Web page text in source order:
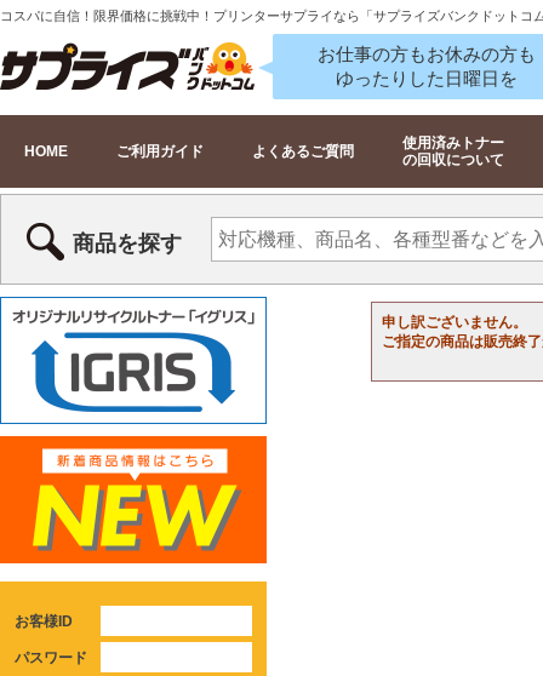
コスパに自信！限界価格に挑戦中！プリンターサプライなら「サプライズバンクドットコ
お仕事の方もお休みの方も
ゆったりした日曜日を
HOME ご利用ガイド よくあるご質問
使用済みトナー
の回収について
商品を探す
申し訳ございません。
ご指定の商品は販売終
お客様ID
パスワード